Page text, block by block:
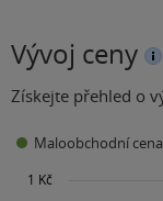
Vývoj ceny
Získejte přehled o
Maloobchodní cena